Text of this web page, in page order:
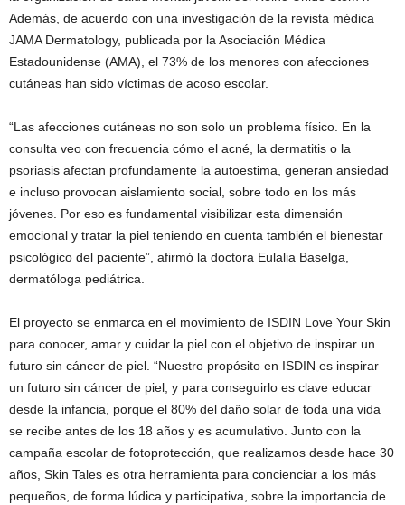
Además, de acuerdo con una investigación de la revista médica
JAMA Dermatology, publicada por la Asociación Médica
Estadounidense (AMA), el 73% de los menores con afecciones
cutáneas han sido víctimas de acoso escolar.
“Las afecciones cutáneas no son solo un problema físico. En la
consulta veo con frecuencia cómo el acné, la dermatitis o la
psoriasis afectan profundamente la autoestima, generan ansiedad
e incluso provocan aislamiento social, sobre todo en los más
jóvenes. Por eso es fundamental visibilizar esta dimensión
emocional y tratar la piel teniendo en cuenta también el bienestar
psicológico del paciente”, afirmó la doctora Eulalia Baselga,
dermatóloga pediátrica.
El proyecto se enmarca en el movimiento de ISDIN Love Your Skin
para conocer, amar y cuidar la piel con el objetivo de inspirar un
futuro sin cáncer de piel. “Nuestro propósito en ISDIN es inspirar
un futuro sin cáncer de piel, y para conseguirlo es clave educar
desde la infancia, porque el 80% del daño solar de toda una vida
se recibe antes de los 18 años y es acumulativo. Junto con la
campaña escolar de fotoprotección, que realizamos desde hace 30
años, Skin Tales es otra herramienta para concienciar a los más
pequeños, de forma lúdica y participativa, sobre la importancia de